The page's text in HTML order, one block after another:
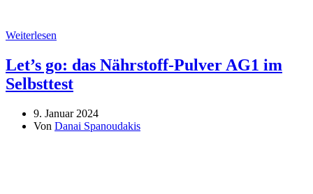
Weiterlesen
Let’s go: das Nährstoff-Pulver AG1 im
Selbsttest
9. Januar 2024
Von Danai Spanoudakis